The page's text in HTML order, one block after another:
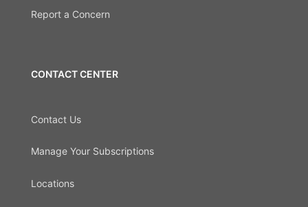
Report a Concern
CONTACT CENTER
Contact Us
Manage Your Subscriptions
Locations